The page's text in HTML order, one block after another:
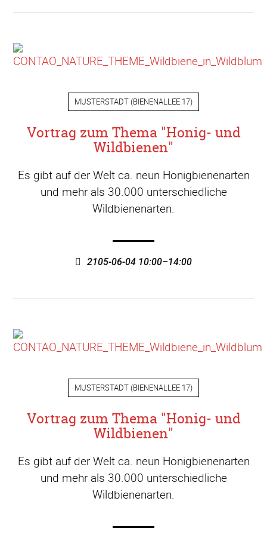
MUSTERSTADT (BIENENALLEE 17)
Vortrag zum Thema "Honig- und
Wildbienen"
Es gibt auf der Welt ca. neun Honigbienenarten
und mehr als 30.000 unterschiedliche
Wildbienenarten.
2105-06-04 10:00–14:00
MUSTERSTADT (BIENENALLEE 17)
Vortrag zum Thema "Honig- und
Wildbienen"
Es gibt auf der Welt ca. neun Honigbienenarten
und mehr als 30.000 unterschiedliche
Wildbienenarten.